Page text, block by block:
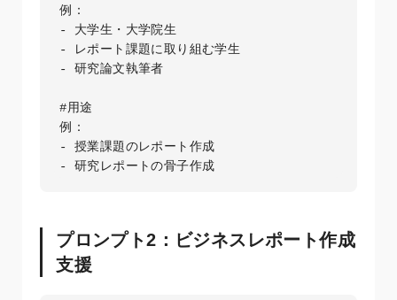
例：
- 大学生・大学院生
- レポート課題に取り組む学生
- 研究論文執筆者
#用途
例：
- 授業課題のレポート作成
プロンプト2：ビジネスレポート作成
支援